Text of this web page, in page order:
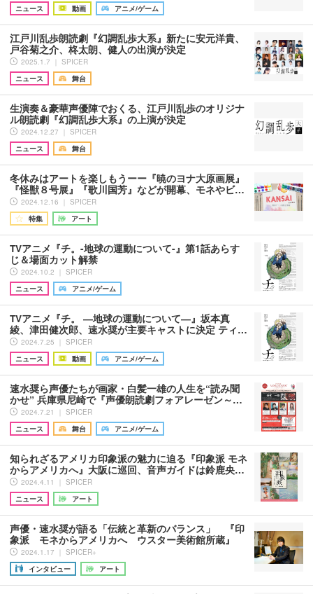
ニュース
動画 アニメ/ゲーム
江戸川乱歩朗読劇『幻調乱歩大系』新たに安元洋貴、
戸谷菊之介、柊太朗、健人の出演が決定
2025.1.7 ｜ SPICER
ニュース
舞台
生演奏＆豪華声優陣でおくる、江戸川乱歩のオリジナ
ル朗読劇『幻調乱歩大系』の上演が決定
2024.12.27 ｜ SPICER
ニュース
舞台
冬休みはアートを楽しもうーー『暁のヨナ大原画展』
『怪獣８号展』『歌川国芳』などが開幕、モネやビ…
2024.12.16 ｜ SPICER
特集
アート
TVアニメ『チ。-地球の運動について-』第1話あらす
じ＆場面カット解禁
2024.10.2 ｜ SPICER
ニュース
アニメ/ゲーム
TVアニメ『チ。 ―地球の運動について―』坂本真
綾、津田健次郎、速水奨が主要キャストに決定 ティ…
2024.7.25 ｜ SPICER
ニュース
動画 アニメ/ゲーム
速水奨ら声優たちが画家・白髪一雄の人生を“読み聞
かせ” 兵庫県尼崎で『声優朗読劇フォアレーゼン～…
2024.7.21 ｜ SPICER
ニュース
舞台 アニメ/ゲーム
知られざるアメリカ印象派の魅力に迫る『印象派 モネ
からアメリカへ』大阪に巡回、音声ガイドは鈴鹿央…
2024.4.11 ｜ SPICER
ニュース
アート
声優・速水奨が語る「伝統と革新のバランス」 『印
象派 モネからアメリカへ ウスター美術館所蔵』
2024.1.17 ｜ SPICER+
インタビュー
アート